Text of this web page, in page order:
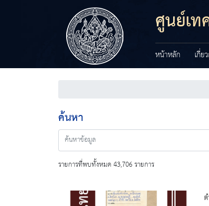
ศูนย์เ
หน้าหลัก เกี่
ค้นหา
รายการที่พบทั้งหมด 43,706 รายการ